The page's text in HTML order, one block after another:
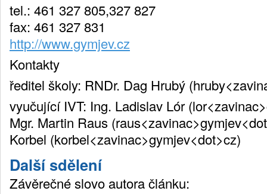
tel.: 461 327 805,327 827
fax: 461 327 831
http://www.gymjev.cz
Kontakty
ředitel školy: RNDr. Dag Hrubý
vyučující IVT: Ing. Ladislav Lór
Mgr. Martin Raus
Korbel (korbel<zavinac>gymjev<dot>cz)
Další sdělení
Závěrečné slovo autora článku: